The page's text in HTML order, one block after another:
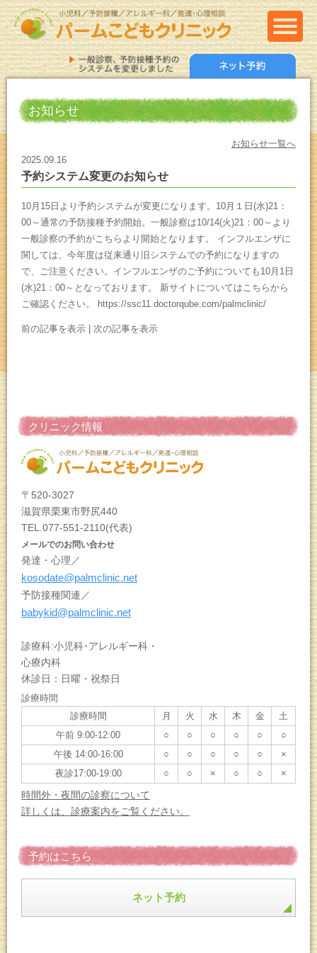
お知らせ
お知らせ一覧へ
2025.09.16
予約システム変更のお知らせ
10月15日より予約システムが変更になります。10月１日(水)21：
00～通常の予防接種予約開始。一般診察は10/14(火)21：00～より
一般診察の予約がこちらより開始となります。 インフルエンザに
関しては、今年度は従来通り旧システムでの予約になりますの
で、ご注意ください。インフルエンザのご予約についても10月1日
(水)21：00～となっております。 新サイトについてはこちらから
ご確認ください。 https://ssc11.doctorqube.com/palmclinic/
前の記事を表示 次の記事を表示
クリニック情報
〒520-3027
滋賀県栗東市野尻440
TEL.077-551-2110(代表)
メールでのお問い合わせ
発達・心理／
kosodate@palmclinic.net
予防接種関連／
babykid@palmclinic.net
診療科:小児科･アレルギー科・
心療内科
休診日：日曜・祝祭日
診療時間
診療時間
月 火 水 木 金
土
午前 9:00-12:00
○ ○ ○ ○ ○
○
午後 14:00-16:00
○ ○ ○ ○ ○
×
夜診17:00-19:00
○ ○ × ○ ○ ×
時間外・夜間の診察について
詳しくは、診療案内をご覧ください。
予約はこちら
ネット予約